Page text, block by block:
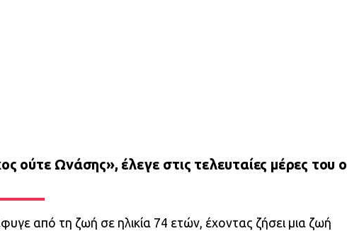
ούτε Ωνάσης», έλεγε στις τελευταίες μέρες του ο
από τη ζωή σε ηλικία 74 ετών, έχοντας ζήσει μια ζωή